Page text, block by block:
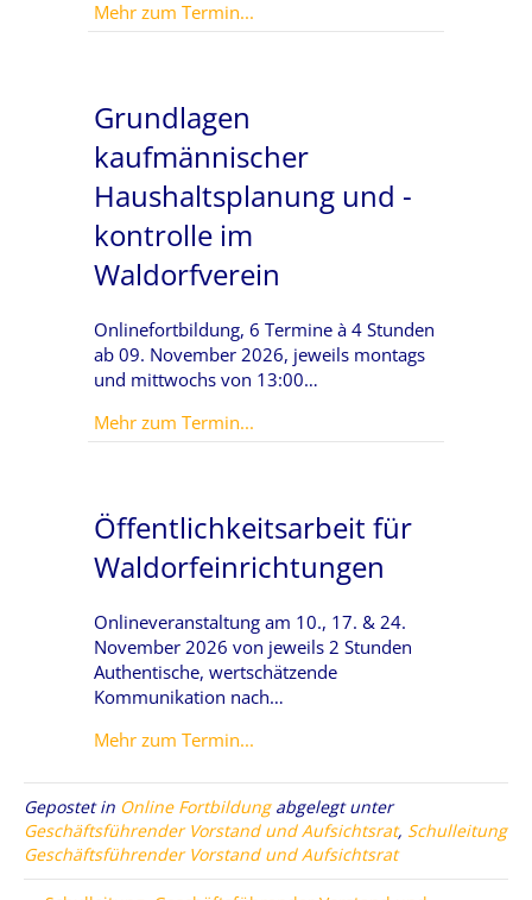
Mehr zum Termin...
Grundlagen
kaufmännischer
Haushaltsplanung und -
kontrolle im
Waldorfverein
Onlinefortbildung, 6 Termine à 4 Stunden
ab 09. November 2026, jeweils montags
und mittwochs von 13:00…
Mehr zum Termin...
Öffentlichkeitsarbeit für
Waldorfeinrichtungen
Onlineveranstaltung am 10., 17. & 24.
November 2026 von jeweils 2 Stunden
Authentische, wertschätzende
Kommunikation nach…
Mehr zum Termin...
Gepostet in Online Fortbildungabgelegt unter
Geschäftsführender Vorstand und Aufsichtsrat, Schulleitung
Geschäftsführender Vorstand und Aufsichtsrat